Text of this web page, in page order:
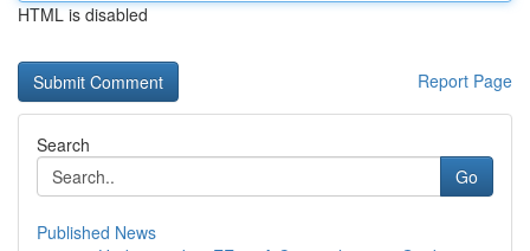
HTML is disabled
Report Page
Search
Go
Published News